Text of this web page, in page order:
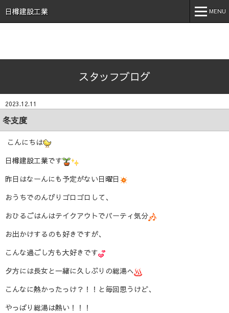
式会社 日樽 建設 土木 建築 新築 戸建 工事 解体 地元 安
心 誠実 コロナ 空気触媒 酸素クラスター オゾン 不活化
日樽建設工業 MENU
事業内容
実績紹介
施工事例
採用情報
スタッフブログ
お問い合わせ
スタッフブログ
2023.12.11
冬支度
こんにちは
日樽建設工業です
昨日はなーんにも予定がない日曜日
おうちでのんびりゴロゴロして、
おひるごはんはテイクアウトでパーティ気分
お出かけするのも好きですが、
こんな過ごし方も大好きです
夕方には長女と一緒に久しぶりの総湯へ
こんなに熱かったっけ？！！と毎回思うけど、
やっぱり総湯は熱い！！！